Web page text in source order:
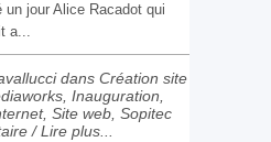
un jour Alice Racadot qui
a...
dans Création site
, Inauguration,
, Site web, Sopitec
/Lire plus...